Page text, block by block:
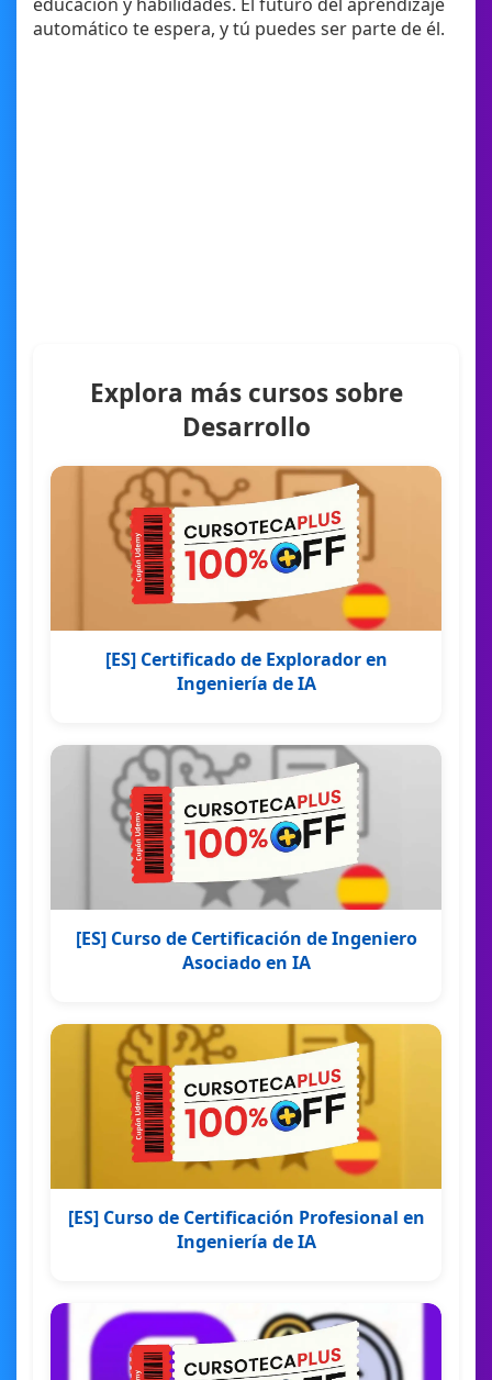
automático te espera, y tú puedes ser parte de él.
Explora más cursos sobre
Desarrollo
[ES] Certificado de Explorador en
Ingeniería de IA
[ES] Curso de Certificación de Ingeniero
Asociado en IA
[ES] Curso de Certificación Profesional en
Ingeniería de IA